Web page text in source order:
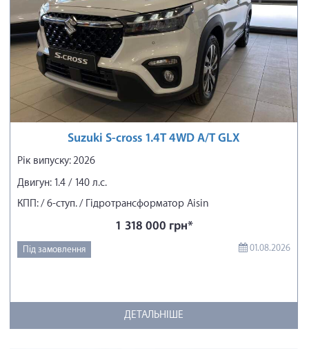
Suzuki S-cross 1.4T 4WD A/T GLX
Рік випуску: 2026
Двигун: 1.4 / 140 л.с.
КПП: / 6-ступ. / Гідротрансформатор Aisin
1 318 000 грн*
Під замовлення 01.08.2026
ДЕТАЛЬНІШЕ